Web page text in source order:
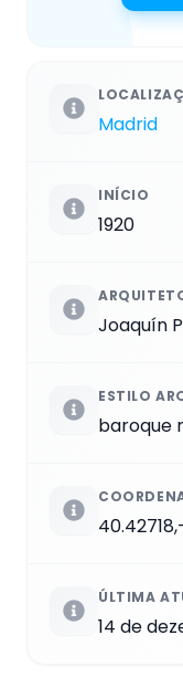
Madrid
INÍCIO
1920
Joaquín
ESTILO
baroque
ÚLTIMA
14 de